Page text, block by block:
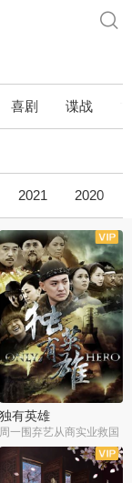
喜剧 谍战
2021 2020
全34集
独有英雄
周一围弃艺从商实业救国
全51集